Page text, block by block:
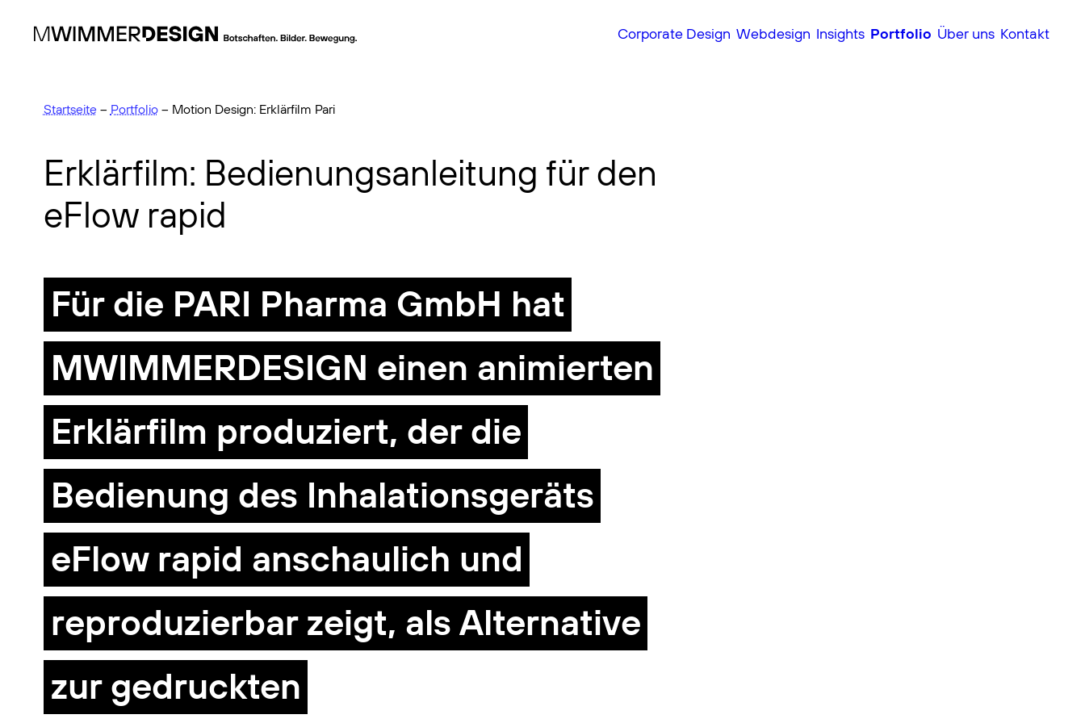
Corporate Design Webdesign Insights Portfolio Über uns Kontakt
Startseite– Portfolio– Motion Design: Erklärfilm Pari
Erklärfilm: Bedienungsanleitung für den
eFlow rapid
Für die PARI Pharma GmbH hat
MWIMMERDESIGN einen animierten
Erklärfilm produziert, der die
Bedienung des Inhalationsgeräts
eFlow rapid anschaulich und
reproduzierbar zeigt, als Alternative
zur gedruckten